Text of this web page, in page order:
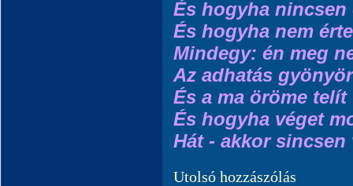
És hogyha nincsen
És hogyha nem
Mindegy: én meg
Az adhatás
És a ma öröme telít
És hogyha véget
Hát - akkor sincsen
Utolsó hozzászólás